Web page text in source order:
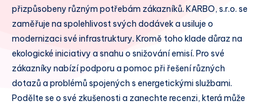
přizpůsobeny různým potřebám zákazníků. KARBO, s.r.o. se
zaměřuje na spolehlivost svých dodávek a usiluje o
modernizaci své infrastruktury. Kromě toho klade důraz na
ekologické iniciativy a snahu o snižování emisí. Pro své
zákazníky nabízí podporu a pomoc při řešení různých
dotazů a problémů spojených s energetickými službami.
Podělte se o své zkušenosti a zanechte recenzi, která může